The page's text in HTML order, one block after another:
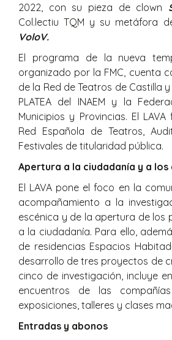
2022, con su pieza de clown
Col.lectiu TQM y su metáfora
VoloV.
El programa de la nueva
organizado por la FMC, cuenta
de la Red de Teatros de Castilla
PLATEA del INAEM y la
Municipios y Provincias. El
Red Española de Teatros,
Festivales de titularidad pública.
Apertura a la ciudadanía y a
El LAVA pone el foco en la
acompañamiento a la
escénica y de la apertura de los
a la ciudadanía. Para ello,
de residencias Espacios
desarrollo de tres proyectos de
cinco de investigación, incluye
encuentros de las
exposiciones, talleres y clases
Entradas y abonos